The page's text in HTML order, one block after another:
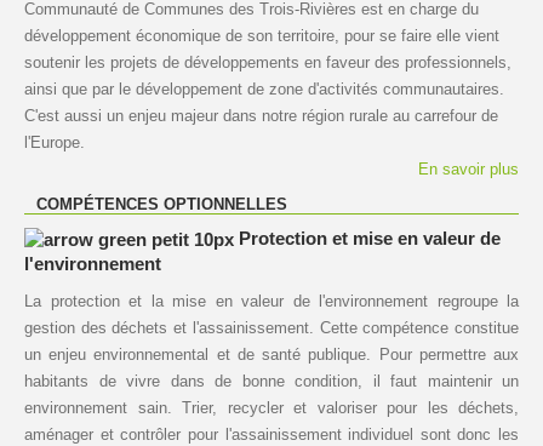
Communauté de Communes des Trois-Rivières est en charge du
développement économique de son territoire, pour se faire elle vient
soutenir les projets de développements en faveur des professionnels,
ainsi que par le développement de zone d'activités communautaires.
C'est aussi un enjeu majeur dans notre région rurale au carrefour de
l'Europe.
En savoir plus
COMPÉTENCES OPTIONNELLES
Protection et mise en valeur de
l'environnement
La protection et la mise en valeur de l'environnement regroupe la
gestion des déchets et l'assainissement. Cette compétence constitue
un enjeu environnemental et de santé publique. Pour permettre aux
habitants de vivre dans de bonne condition, il faut maintenir un
environnement sain. Trier, recycler et valoriser pour les déchets,
aménager et contrôler pour l'assainissement individuel sont donc les